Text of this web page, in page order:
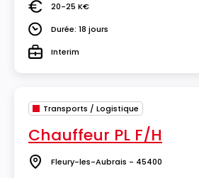
Salaire20-25 K€
DuréeDurée: 18 jours
TypeInterim
Transports / Logistique
Chauffeur PL F/H
Lieu Fleury-les-Aubrais - 45400